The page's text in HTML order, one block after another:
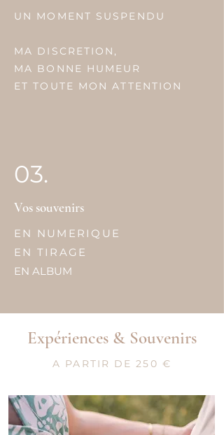
UN MOMENT SUSPENDU
MA DISCRETION,
MA BONNE HUMEUR
ET TOUTE MON ATTENTION
03.
Vos souvenirs
EN NUMERIQUE
EN TIRAGE
EN ALBUM
Expériences & Souvenirs
A PARTIR DE 250 €